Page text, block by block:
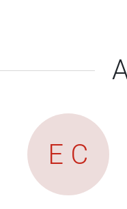
E C